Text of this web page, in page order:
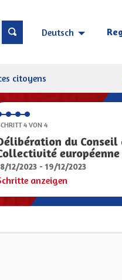
Deutsch Choisir la
citoyens
4 VON 4
du Conseil
12/2023 - 19/12/2023
anzeigen